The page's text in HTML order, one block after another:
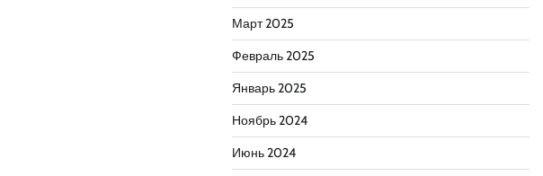
Март 2025
Февраль 2025
Январь 2025
Ноябрь 2024
Июнь 2024